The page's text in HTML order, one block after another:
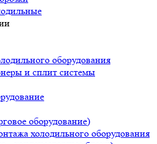
оборудования
и сплит системы
оборудование)
холодильного оборудования